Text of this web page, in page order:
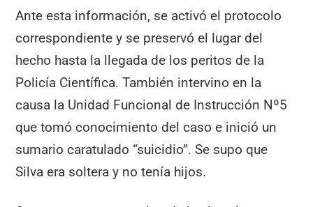
Ante esta información, se activó el protocolo
correspondiente y se preservó el lugar del
hecho hasta la llegada de los peritos de la
Policía Científica. También intervino en la
causa la Unidad Funcional de Instrucción Nº5
que tomó conocimiento del caso e inició un
sumario caratulado “suicidio”. Se supo que
Silva era soltera y no tenía hijos.